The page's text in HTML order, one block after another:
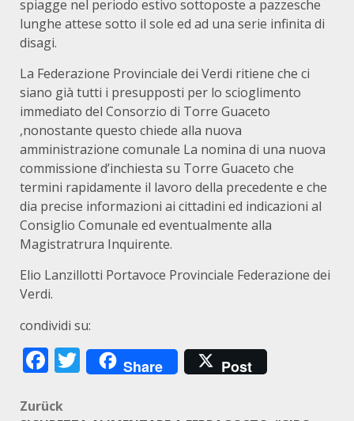
spiagge nel periodo estivo sottoposte a pazzesche
lunghe attese sotto il sole ed ad una serie infinita di
disagi.
La Federazione Provinciale dei Verdi ritiene che ci
siano già tutti i presupposti per lo scioglimento
immediato del Consorzio di Torre Guaceto
,nonostante questo chiede alla nuova
amministrazione comunale La nomina di una nuova
commissione d’inchiesta su Torre Guaceto che
termini rapidamente il lavoro della precedente e che
dia precise informazioni ai cittadini ed indicazioni al
Consiglio Comunale ed eventualmente alla
Magistratrura Inquirente.
Elio Lanzillotti Portavoce Provinciale Federazione dei
Verdi.
condividi su:
Facebook
Twitter
Share Post
Beitragsnavigation
Zurück